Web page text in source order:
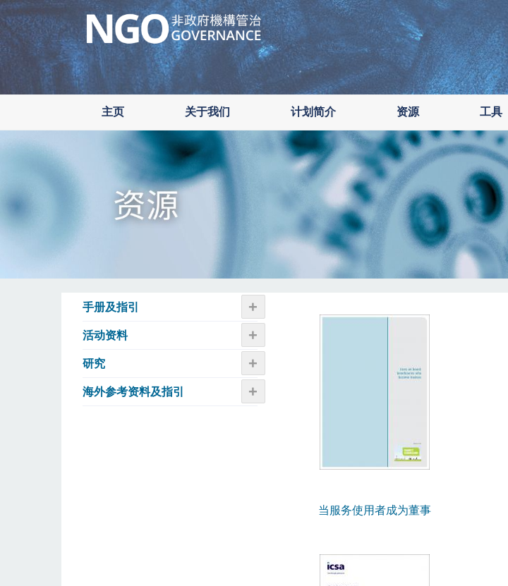
Skip
to
main
主页 关于我们 计划简介 资源 工具
手册及指引 +
活动资​​料 +
研究 +
海外参考资料及指引 +
当服务使用者成为董事